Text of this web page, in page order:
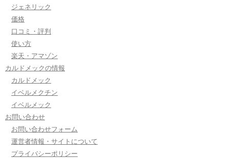
ジェネリック
価格
口コミ・評判
使い方
楽天・アマゾン
カルドメックの情報
カルドメック
イベルメクチン
イベルメック
お問い合わせ
お問い合わせフォーム
運営者情報・サイトについて
プライバシーポリシー